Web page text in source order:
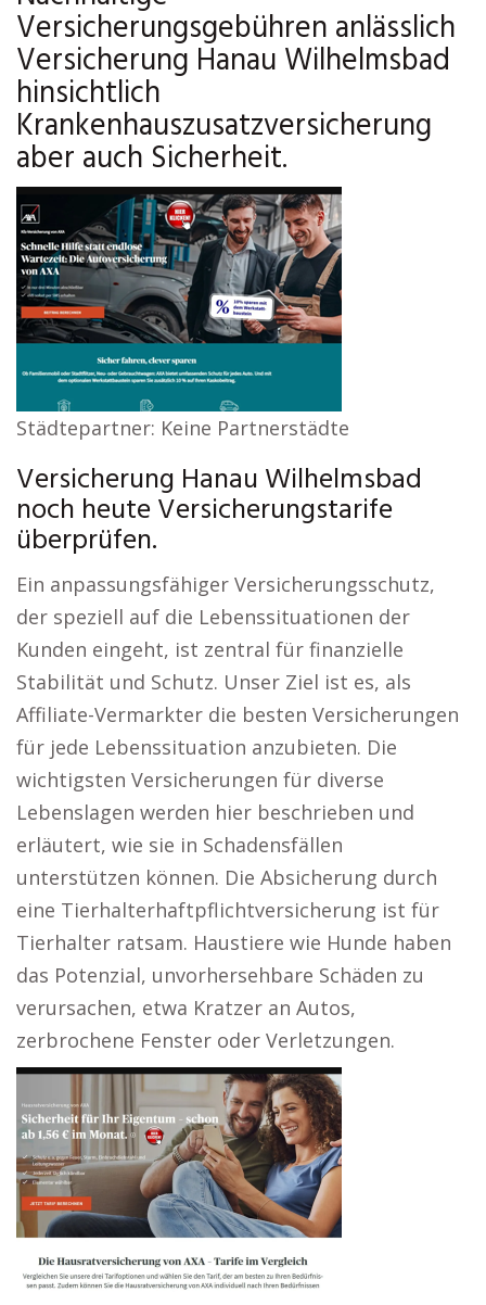
Versicherungsgebühren anlässlich
Versicherung Hanau Wilhelmsbad
hinsichtlich
Krankenhauszusatzversicherung
aber auch Sicherheit.
Städtepartner: Keine Partnerstädte
Versicherung Hanau Wilhelmsbad
noch heute Versicherungstarife
überprüfen.
Ein anpassungsfähiger Versicherungsschutz,
der speziell auf die Lebenssituationen der
Kunden eingeht, ist zentral für finanzielle
Stabilität und Schutz. Unser Ziel ist es, als
Affiliate-Vermarkter die besten Versicherungen
für jede Lebenssituation anzubieten. Die
wichtigsten Versicherungen für diverse
Lebenslagen werden hier beschrieben und
erläutert, wie sie in Schadensfällen
unterstützen können. Die Absicherung durch
eine Tierhalterhaftpflichtversicherung ist für
Tierhalter ratsam. Haustiere wie Hunde haben
das Potenzial, unvorhersehbare Schäden zu
verursachen, etwa Kratzer an Autos,
zerbrochene Fenster oder Verletzungen.